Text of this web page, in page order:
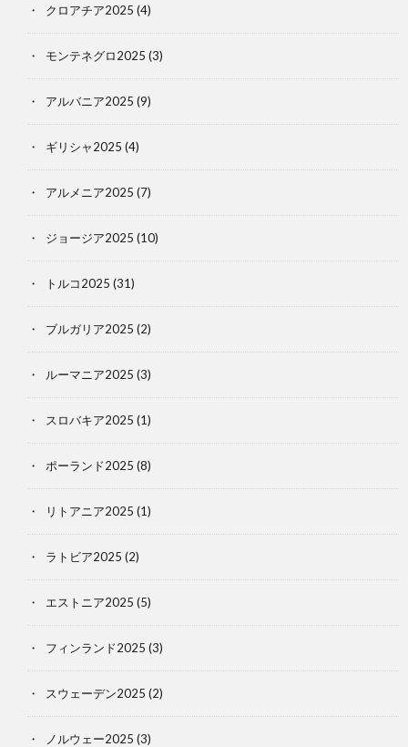
クロアチア2025 (4)
モンテネグロ2025 (3)
アルバニア2025 (9)
ギリシャ2025 (4)
アルメニア2025 (7)
ジョージア2025 (10)
トルコ2025 (31)
ブルガリア2025 (2)
ルーマニア2025 (3)
スロバキア2025 (1)
ポーランド2025 (8)
リトアニア2025 (1)
ラトビア2025 (2)
エストニア2025 (5)
フィンランド2025 (3)
スウェーデン2025 (2)
ノルウェー2025 (3)